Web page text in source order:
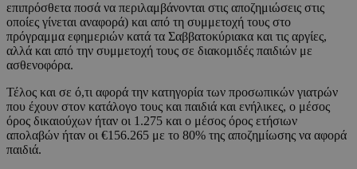
επιπρόσθετα ποσά να περιλαμβάνονται στις αποζημιώσεις στις
οποίες γίνεται αναφορά) και από τη συμμετοχή τους στο
πρόγραμμα εφημεριών κατά τα Σαββατοκύριακα και τις αργίες,
αλλά και από την συμμετοχή τους σε διακομιδές παιδιών με
ασθενοφόρα.
Τέλος και σε ό,τι αφορά την κατηγορία των προσωπικών γιατρών
που έχουν στον κατάλογο τους και παιδιά και ενήλικες, ο μέσος
όρος δικαιούχων ήταν οι 1.275 και ο μέσος όρος ετήσιων
απολαβών ήταν οι €156.265 με το 80% της αποζημίωσης να αφορά
παιδιά.